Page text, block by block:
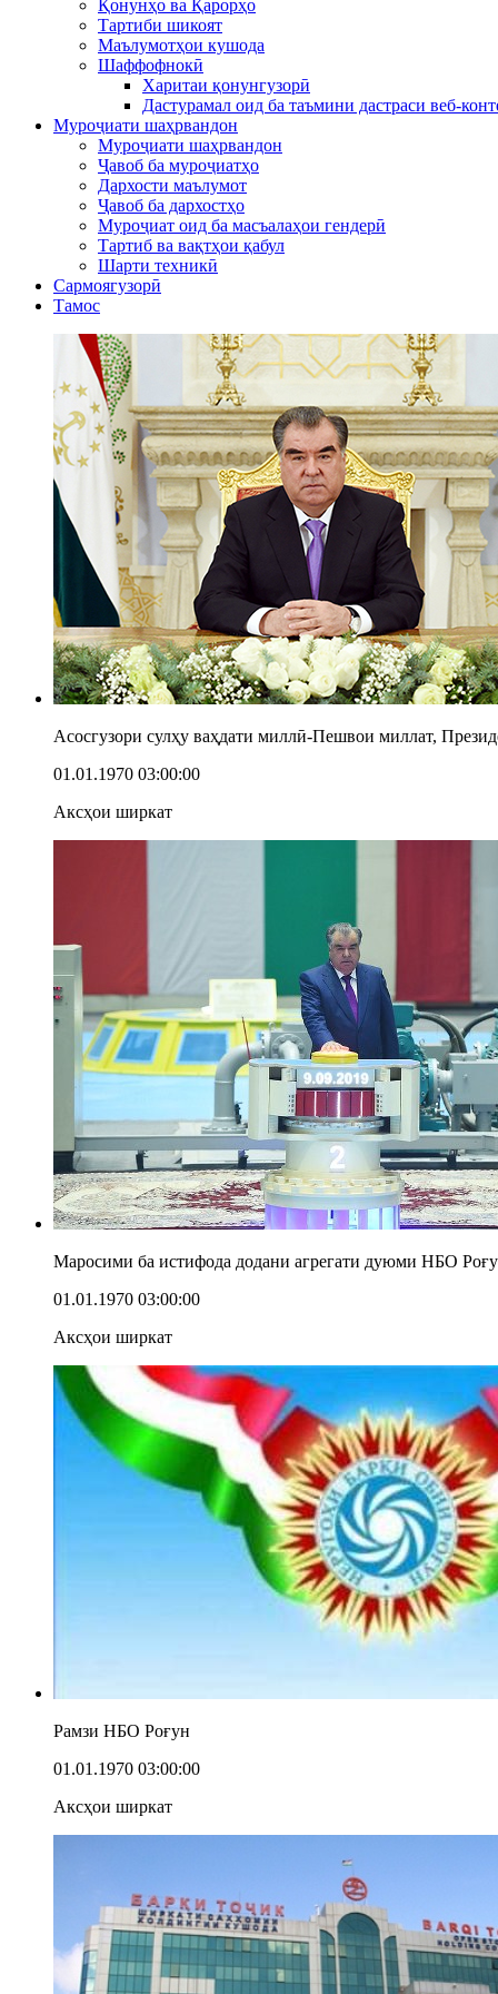
Қонунҳо ва Қарорҳо
Тартиби шикоят
Маълумотҳои кушода
Шаффофнокӣ
Харитаи қонунгузорӣ
Дастурамал оид ба таъмини дастраси веб-
Муроҷиати шаҳрвандон
Муроҷиати шаҳрвандон
Ҷавоб ба муроҷиатҳо
Дархости маълумот
Ҷавоб ба дархостҳо
Муроҷиат оид ба масъалаҳои гендерӣ
Тартиб ва вақтҳои қабул
Шарти техникӣ
Сармоягузорӣ
Тамос
Асосгузори сулҳу ваҳдати миллӣ-Пешвои миллат,
01.01.1970 03:00:00
Аксҳои ширкат
Маросими ба истифода додани агрегати дуюми НБО
01.01.1970 03:00:00
Аксҳои ширкат
Рамзи НБО Роғун
01.01.1970 03:00:00
Аксҳои ширкат